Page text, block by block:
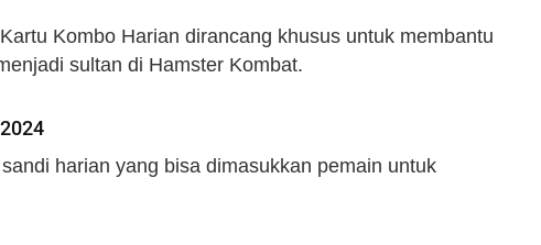
Kombo Harian dirancang khusus untuk membantu
sultan di Hamster Kombat.
harian yang bisa dimasukkan pemain untuk